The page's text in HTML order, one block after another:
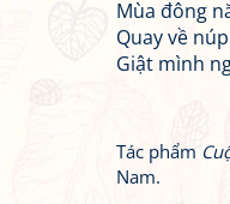
Mùa đông
Quay về
Giật mình
Tác phẩm
Nam.